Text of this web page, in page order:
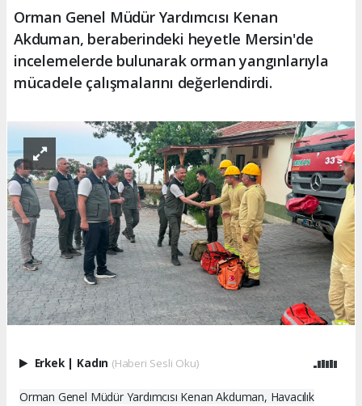
Orman Genel Müdür Yardımcısı Kenan
Akduman, beraberindeki heyetle Mersin'de
incelemelerde bulunarak orman yangınlarıyla
mücadele çalışmalarını değerlendirdi.
Erkek Kadın (Haberi Sesli Oku)
Orman Genel Müdür Yardımcısı Kenan Akduman, Havacılık